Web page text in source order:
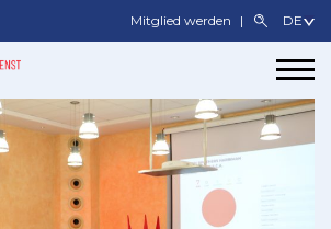
Mitglied werden